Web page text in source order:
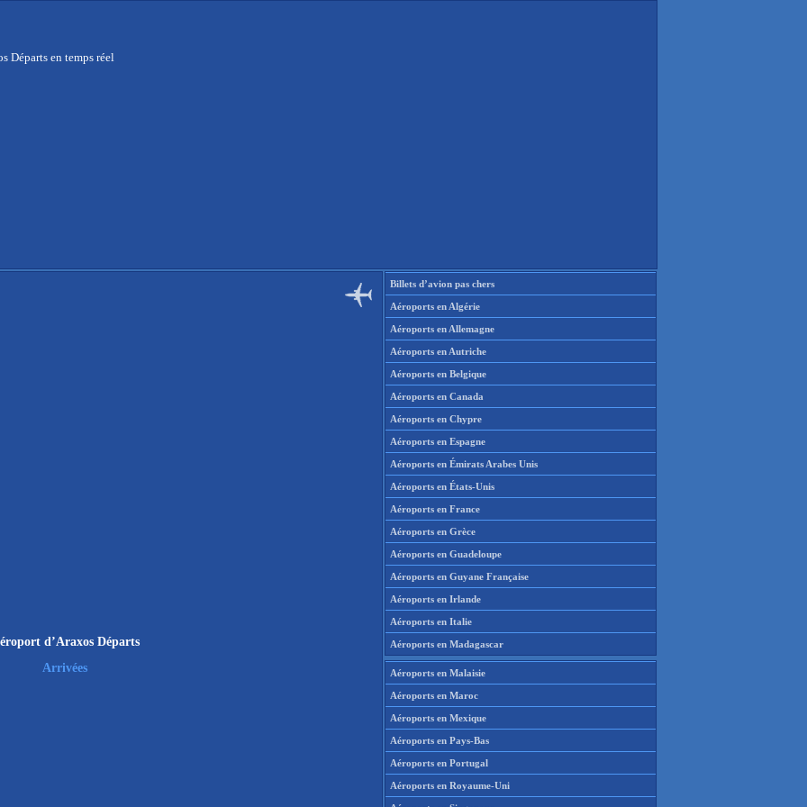
Départs en temps réel
d’Araxos Départs
Arrivées
Billets d’avion pas chers
Aéroports en Algérie
Aéroports en Allemagne
Aéroports en Autriche
Aéroports en Belgique
Aéroports en Canada
Aéroports en Chypre
Aéroports en Espagne
Aéroports en Émirats Arabes Unis
Aéroports en États-Unis
Aéroports en France
Aéroports en Grèce
Aéroports en Guadeloupe
Aéroports en Guyane Française
Aéroports en Irlande
Aéroports en Italie
Aéroports en Madagascar
Aéroports en Malaisie
Aéroports en Maroc
Aéroports en Mexique
Aéroports en Pays-Bas
Aéroports en Portugal
Aéroports en Royaume-Uni